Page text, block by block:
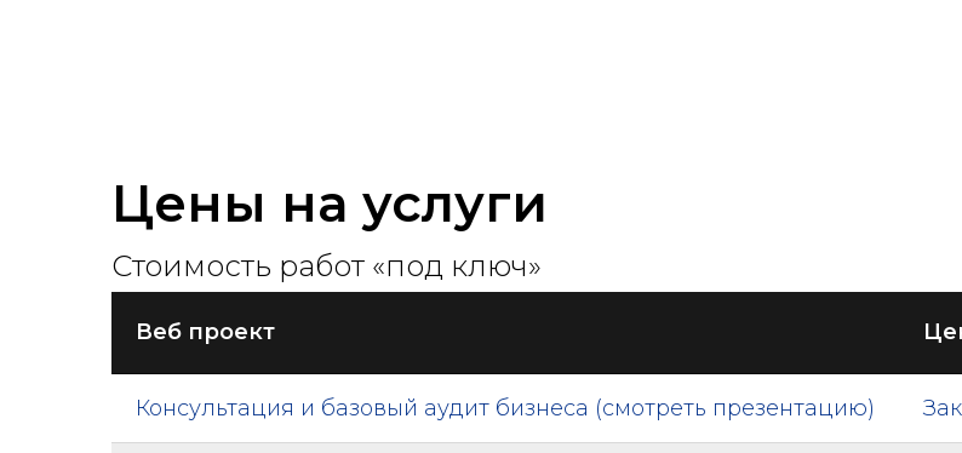
Цены на услуги
Стоимость работ «под ключ»
Веб проект
Консультация и базовый аудит бизнеса (смотреть презентацию)